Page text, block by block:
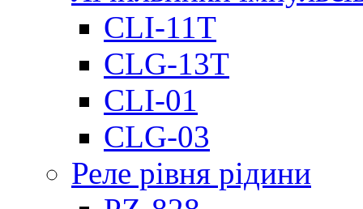
CLI-11T
CLG-13T
CLI-01
CLG-03
Реле рівня рідини